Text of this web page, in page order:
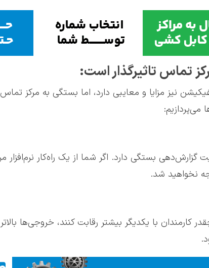
تماس تاثیرگذار است:
نیز مزایا و معایبی دارد، اما بستگی به مرکز
می‌پردازیم:
بستگی دارد. اگر شما از یک راه‌کار نرم‌افزار
نخواهید شد.
کارمندان با یکدیگر بیشتر رقابت کنند، خروجی‌ها